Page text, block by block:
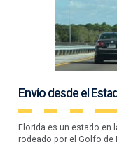
Envío desde el
Florida es un estado en
rodeado por el Golfo de